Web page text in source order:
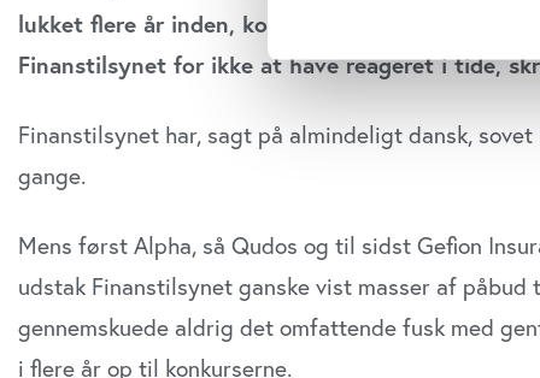
Identificere din
Vi bruger cookies til at
vores trafik. Vi deler også
annonceringspartnere og
dem, eller som de har
lukket flere år inden, konkurserne var en
Finanstilsynet for ikke at have reageret i tide,
Finanstilsynet har, sagt på almindeligt dansk,
gange.
Mens først Alpha, så Qudos og til sidst Gefion
udstak Finanstilsynet ganske vist masser af
gennemskuede aldrig det omfattende fusk med
i flere år op til konkurserne.